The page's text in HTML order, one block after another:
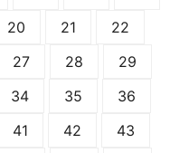
20 21
22
27 28
29
34 35
36
41 42
43